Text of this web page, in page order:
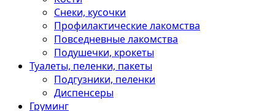
Снеки, кусочки
Профилактические лакомства
Повседневные лакомства
Подушечки, крокеты
Туалеты, пеленки, пакеты
Подгузники, пеленки
Диспенсеры
Груминг